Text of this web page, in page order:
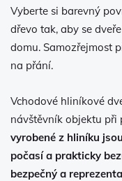
Vyberte si barevný
dřevo tak, aby se
domu. Samozřejmost
na přání.
Vchodové hliníkové
návštěvník objektu při
vyrobené z hliníku
počasí a prakticky
bezpečný a